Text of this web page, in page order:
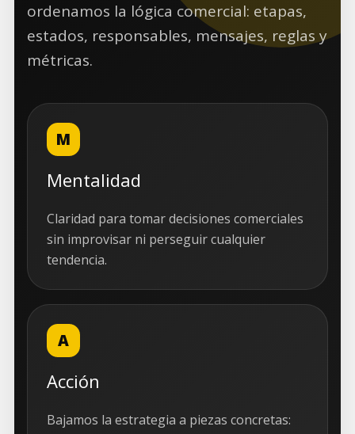
ordenamos la lógica comercial: etapas,
estados, responsables, mensajes, reglas y
métricas.
M
Mentalidad
Claridad para tomar decisiones comerciales
sin improvisar ni perseguir cualquier
tendencia.
A
Acción
Bajamos la estrategia a piezas concretas: